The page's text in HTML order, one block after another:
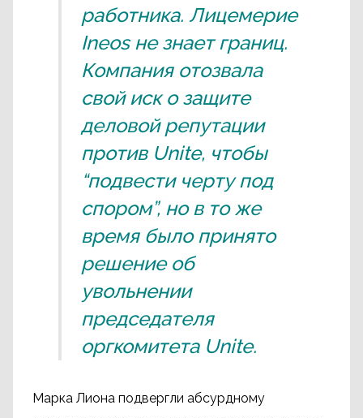
работника. Лицемерие
Ineos не знает границ.
Компания отозвала
свой иск о защите
деловой репутации
против Unite, чтобы
“подвести черту под
спором”, но в то же
время было принято
решение об
увольнении
председателя
оргкомитета Unite.
Марка Лиона подвергли абсурдному